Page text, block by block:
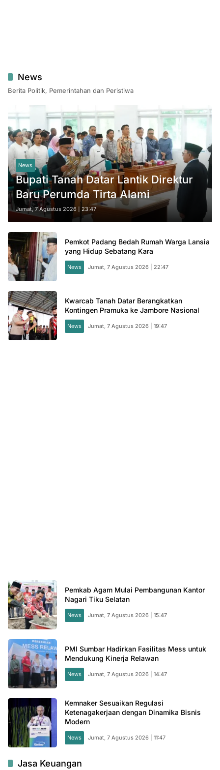
News
Berita Politik, Pemerintahan dan Peristiwa
News
Bupati Tanah Datar Lantik Direktur
Baru Perumda Tirta Alami
Jumat, 7 Agustus 2026 | 23:47
Pemkot Padang Bedah Rumah Warga Lansia
yang Hidup Sebatang Kara
News Jumat, 7 Agustus 2026 | 22:47
Kwarcab Tanah Datar Berangkatkan
Kontingen Pramuka ke Jambore Nasional
News Jumat, 7 Agustus 2026 | 19:47
Pemkab Agam Mulai Pembangunan Kantor
Nagari Tiku Selatan
News Jumat, 7 Agustus 2026 | 15:47
PMI Sumbar Hadirkan Fasilitas Mess untuk
Mendukung Kinerja Relawan
News Jumat, 7 Agustus 2026 | 14:47
Kemnaker Sesuaikan Regulasi
Ketenagakerjaan dengan Dinamika Bisnis
Modern
News Jumat, 7 Agustus 2026 | 11:47
Jasa Keuangan